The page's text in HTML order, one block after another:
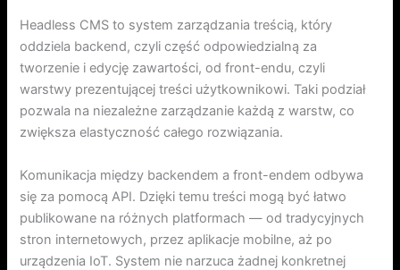
Headless CMS to system zarządzania treścią, który
oddziela backend, czyli część odpowiedzialną za
tworzenie i edycję zawartości, od front-endu, czyli
warstwy prezentującej treści użytkownikowi. Taki podział
pozwala na niezależne zarządzanie każdą z warstw, co
zwiększa elastyczność całego rozwiązania.
Komunikacja między backendem a front-endem odbywa
się za pomocą API. Dzięki temu treści mogą być łatwo
publikowane na różnych platformach — od tradycyjnych
stron internetowych, przez aplikacje mobilne, aż po
urządzenia IoT. System nie narzuca żadnej konkretnej